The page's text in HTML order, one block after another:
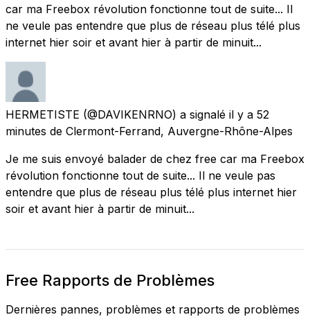
car ma Freebox révolution fonctionne tout de suite... Il
ne veule pas entendre que plus de réseau plus télé plus
internet hier soir et avant hier à partir de minuit...
HERMETISTE (@DAVIKENRNO) a signalé il y a 52
minutes de Clermont-Ferrand, Auvergne-Rhône-Alpes
Je me suis envoyé balader de chez free car ma Freebox
révolution fonctionne tout de suite... Il ne veule pas
entendre que plus de réseau plus télé plus internet hier
soir et avant hier à partir de minuit...
Free Rapports de Problèmes
Dernières pannes, problèmes et rapports de problèmes